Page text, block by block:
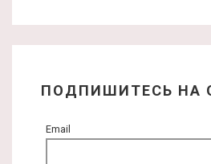
ПОДПИШИТЕСЬ НА
Email